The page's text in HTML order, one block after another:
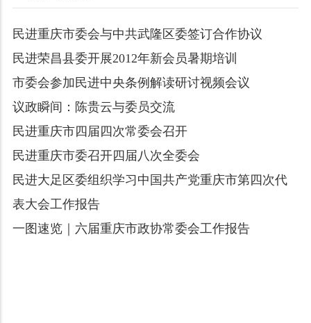
民进重庆市委会与中共武隆区委签订合作协议
民进荣昌县委开展2012年新会员暑期培训
市委会参加民进中央条例解读研讨视频会议
议政瞬间：陈贵云与委员交流
民进重庆市四届四次常委会召开
民进重庆市委召开四届八次全委会
民进大足区委组织学习中国共产党重庆市第四次代
表大会工作报告
一图速览｜六届重庆市政协常委会工作报告